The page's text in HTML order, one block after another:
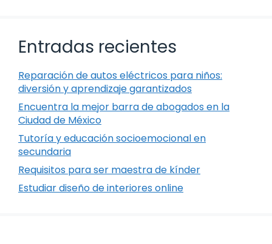
Entradas recientes
Reparación de autos eléctricos para niños:
diversión y aprendizaje garantizados
Encuentra la mejor barra de abogados en la
Ciudad de México
Tutoría y educación socioemocional en
secundaria
Requisitos para ser maestra de kínder
Estudiar diseño de interiores online